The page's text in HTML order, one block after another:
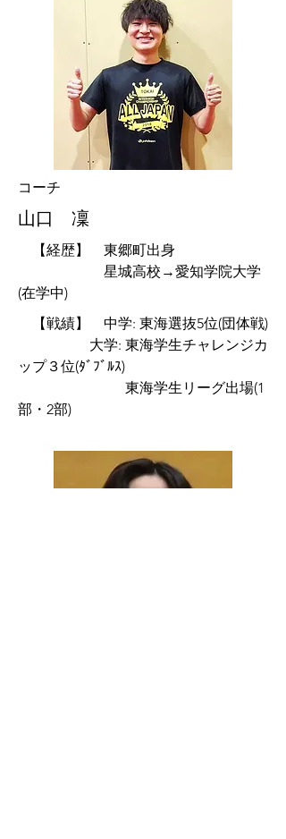
​コーチ
山口 凜
【経歴】 東郷町出身
星城高校→愛知学院大学
(在学中)
【戦績】 中学: 東海選抜5位(団体戦)
大学: 東海学生チャレンジカ
ップ３位(ﾀﾞﾌﾞﾙｽ)
​ 東海学生リーグ出場(1
部・2部)